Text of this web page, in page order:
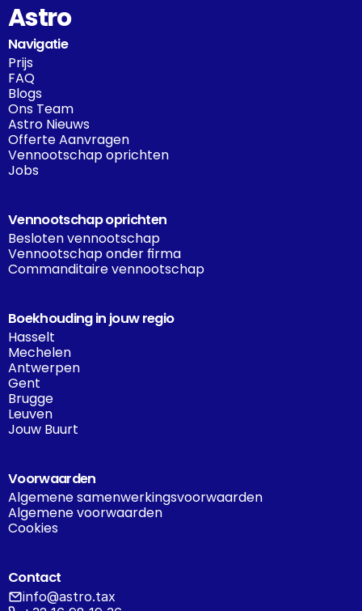
Astro
Navigatie
Prijs
FAQ
Blogs
Ons Team
Astro Nieuws
Offerte Aanvragen
Vennootschap oprichten
Jobs
Vennootschap oprichten
Besloten vennootschap
Vennootschap onder firma
Commanditaire vennootschap
Boekhouding in jouw regio
Hasselt
Mechelen
Antwerpen
Gent
Brugge
Leuven
Jouw Buurt
Voorwaarden
Algemene samenwerkingsvoorwaarden
Algemene voorwaarden
Cookies
Contact
info@astro.tax